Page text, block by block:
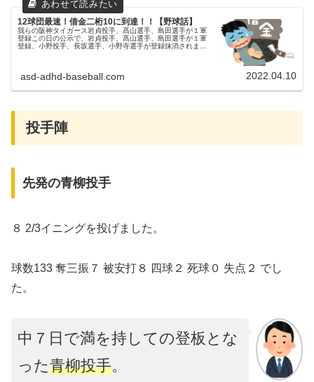
12球団最速！借金二桁10に到達！！【野球話】
我らの阪神タイガース岩貞投手、髙山選手、島田選手が１軍
登録この日の公示で、岩貞投手、髙山選手、島田選手が１軍
登録、小野投手、長坂選手、小野寺選手が登録抹消されまし
asd-adhd-baseball.com 2022.04.10
投手陣
先発の青柳投手
８ 2/3イニングを投げました。
球数133 奪三振７ 被安打８ 四球２ 死球０ 失点２ でし
た。
中７日で満を持しての登板とな
った青柳投手。